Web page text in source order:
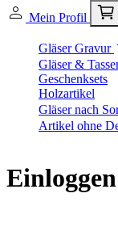
Mein Profil
Gläser Gravur
Gläser &
Geschenksets
Holzartikel
Gläser nach
Artikel ohne